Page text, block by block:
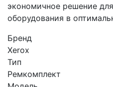
экономичное решение
оборудования в
Бренд
Xerox
Тип
Ремкомплект